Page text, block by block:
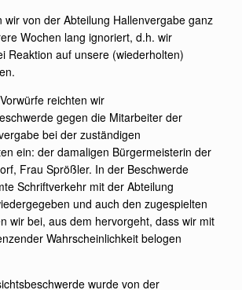
wir von der Abteilung Hallenvergabe ganz
Wochen lang ignoriert, d.h. wir
Reaktion auf unsere (wiederholten)
reichten wir
gegen die Mitarbeiter der
bei der zuständigen
ein: der damaligen Bürgermeisterin der
Frau Sprößler. In der Beschwerde
Schriftverkehr mit der Abteilung
und auch den zugespielten
wir bei, aus dem hervorgeht, dass wir mit
Wahrscheinlichkeit belogen
wurde von der